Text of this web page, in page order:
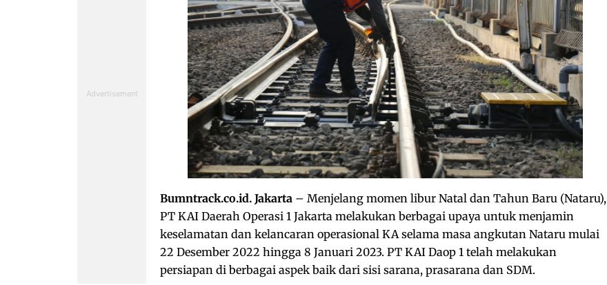
Bumntrack.co.id. Jakarta – Menjelang momen libur Natal dan Tahun Baru (Nataru),
PT KAI Daerah Operasi 1 Jakarta melakukan berbagai upaya untuk menjamin
keselamatan dan kelancaran operasional KA selama masa angkutan Nataru mulai
22 Desember 2022 hingga 8 Januari 2023. PT KAI Daop 1 telah melakukan
persiapan di berbagai aspek baik dari sisi sarana, prasarana dan SDM.